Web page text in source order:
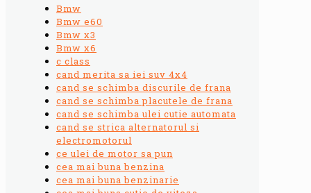
Bmw
Bmw e60
Bmw x3
Bmw x6
c class
cand merita sa iei suv 4x4
cand se schimba discurile de frana
cand se schimba placutele de frana
cand se schimba ulei cutie automata
cand se strica alternatorul si
electromotorul
ce ulei de motor sa pun
cea mai buna benzina
cea mai buna benzinarie